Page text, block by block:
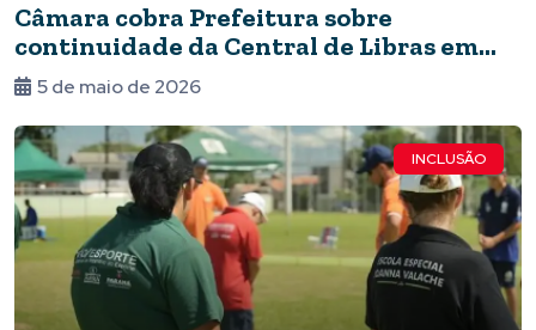
Câmara cobra Prefeitura sobre
continuidade da Central de Libras em
Foz5 de maio de 2026
INCLUSÃO